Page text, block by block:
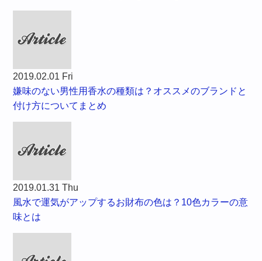
2019.02.01 Fri
嫌味のない男性用香水の種類は？オススメのブランドと
付け方についてまとめ
2019.01.31 Thu
風水で運気がアップするお財布の色は？10色カラーの意
味とは